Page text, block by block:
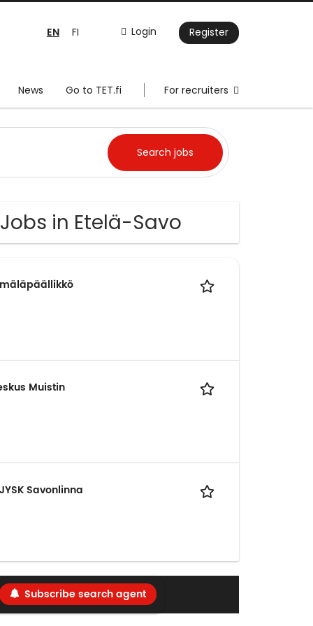
Login Register
EN FI
News Go to TET.fi For recruiters
in Etelä-Savo
Muistin
Savonlinna
Subscribe search agent